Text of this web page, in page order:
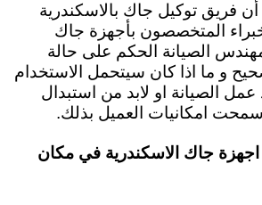
فريق توكيل جاك بالاسكندرية
المتخصصون بأجهزة جاك
الصيانة الحكم على حالة
و ما اذا كان سيتحمل الاستخدام
عمل الصيانة او لابد من استبدال
سمحت امكانيات العميل بذلك.
جاك الاسكندرية في مكان